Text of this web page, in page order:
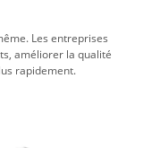
Les entreprises
améliorer la qualité
rapidement.